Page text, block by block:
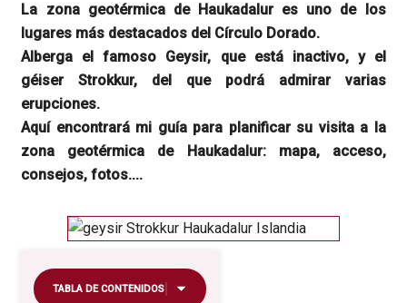
La zona geotérmica de Haukadalur es uno de los
lugares más destacados del Círculo Dorado.
Alberga el famoso Geysir, que está inactivo, y el
géiser Strokkur, del que podrá admirar varias
erupciones.
Aquí encontrará mi guía para planificar su visita a la
zona geotérmica de Haukadalur: mapa, acceso,
consejos, fotos....
TABLA DE CONTENIDOS